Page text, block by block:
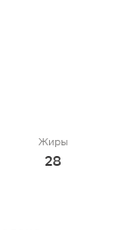
Жиры
28